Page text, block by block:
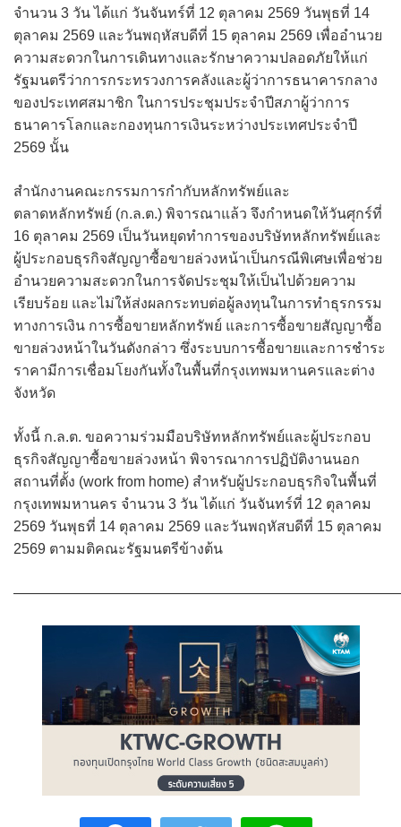
จำนวน 3 วัน ได้แก่ วันจันทร์ที่ 12 ตุลาคม 2569 วันพุธที่ 14
ตุลาคม 2569 และวันพฤหัสบดีที่ 15 ตุลาคม 2569 เพื่ออำนวย
ความสะดวกในการเดินทางและรักษาความปลอดภัยให้แก่
รัฐมนตรีว่าการกระทรวงการคลังและผู้ว่าการธนาคารกลาง
ของประเทศสมาชิก ในการประชุมประจำปีสภาผู้ว่าการ
ธนาคารโลกและกองทุนการเงินระหว่างประเทศประจำปี
2569 นั้น
สำนักงานคณะกรรมการกำกับหลักทรัพย์และ
ตลาดหลักทรัพย์ (ก.ล.ต.) พิจารณาแล้ว จึงกำหนดให้วันศุกร์ที่
16 ตุลาคม 2569 เป็นวันหยุดทำการของบริษัทหลักทรัพย์และ
ผู้ประกอบธุรกิจสัญญาซื้อขายล่วงหน้าเป็นกรณีพิเศษเพื่อช่วย
อำนวยความสะดวกในการจัดประชุมให้เป็นไปด้วยความ
เรียบร้อย และไม่ให้ส่งผลกระทบต่อผู้ลงทุนในการทำธุรกรรม
ทางการเงิน การซื้อขายหลักทรัพย์ และการซื้อขายสัญญาซื้อ
ขายล่วงหน้าในวันดังกล่าว ซึ่งระบบการซื้อขายและการชำระ
ราคามีการเชื่อมโยงกันทั้งในพื้นที่กรุงเทพมหานครและต่าง
จังหวัด
ทั้งนี้ ก.ล.ต. ขอความร่วมมือบริษัทหลักทรัพย์และผู้ประกอบ
ธุรกิจสัญญาซื้อขายล่วงหน้า พิจารณาการปฏิบัติงานนอก
สถานที่ตั้ง (work from home) สำหรับผู้ประกอบธุรกิจในพื้นที่
กรุงเทพมหานคร จำนวน 3 วัน ได้แก่ วันจันทร์ที่ 12 ตุลาคม
2569 วันพุธที่ 14 ตุลาคม 2569 และวันพฤหัสบดีที่ 15 ตุลาคม
2569 ตามมติคณะรัฐมนตรีข้างต้น